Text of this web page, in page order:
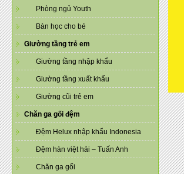
Phòng ngủ Youth
Bàn học cho bé
Giường tầng trẻ em
Giường tầng nhập khẩu
Giường tầng xuất khẩu
Giường cũi trẻ em
Chăn ga gối đệm
Đệm Helux nhập khẩu Indonesia
Đệm hàn việt hải – Tuấn Anh
Chăn ga gối